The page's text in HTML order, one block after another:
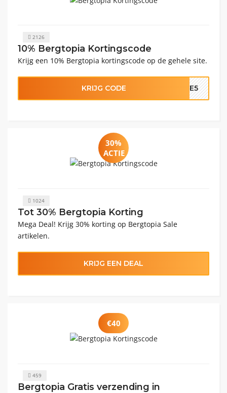
2126
10% Bergtopia Kortingscode
Krijg een 10% Bergtopia kortingscode op de gehele site.
KRIJG CODE ATE5
30%
ACTIE
1024
Tot 30% Bergtopia Korting
Mega Deal! Krijg 30% korting op Bergtopia Sale
artikelen.
KRIJG EEN DEAL
€40
459
Bergtopia Gratis verzending in